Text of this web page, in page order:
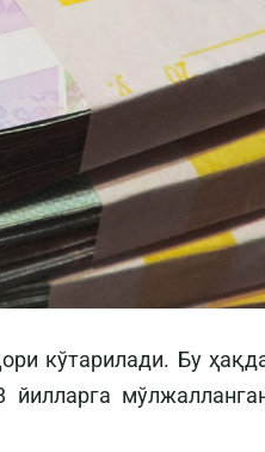
кўтарилади. Бу
йилларга